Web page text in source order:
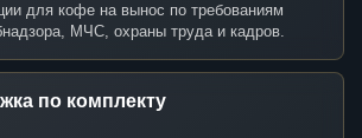
для кофе на вынос по требованиям
МЧС, охраны труда и кадров.
по комплекту